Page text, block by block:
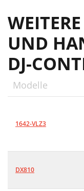
UND
DJ-
Modelle
1642-VLZ3
DX810